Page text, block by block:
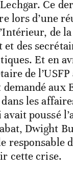
Ce
lors d’une
de
et des
Et en
de l’USFP
aux
les
poussé
Dwight
responsable
cette crise.